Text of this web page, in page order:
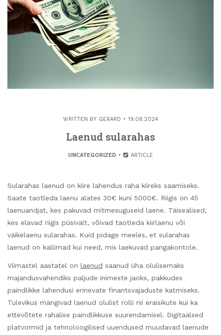
WRITTEN BY GERARD 19.08.2024
Laenud sularahas
UNCATEGORIZED ARTICLE
Sularahas laenud on kiire lahendus raha kiireks saamiseks.
Saate taotleda laenu alates 30€ kuni 5000€. Riigis on 45
laenuandjat, kes pakuvad mitmesuguseid laene. Täisealised,
kes elavad riigis püsivalt, võivad taotleda kiirlaenu või
väikelaenu sularahas. Kuid pidage meeles, et sularahas
laenud on kallimad kui need, mis laekuvad pangakontole.
Viimastel aastatel on laenud saanud üha olulisemaks
majandusvahendiks paljude inimeste jaoks, pakkudes
paindlikke lahendusi erinevate finantsvajaduste katmiseks.
Tulevikus mängivad laenud olulist rolli nii eraisikute kui ka
ettevõtete rahalise paindlikkuse suurendamisel. Digitaalsed
platvormid ja tehnoloogilised uuendused muudavad laenude